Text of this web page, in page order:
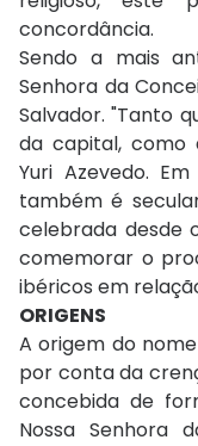
concordância.
Sendo a mais
Senhora da
Salvador. "Tanto
da capital, como
Yuri Azevedo.
também é
celebrada desde
comemorar o
ibéricos em
ORIGENS
A origem do
por conta da
concebida de
Nossa Senhora